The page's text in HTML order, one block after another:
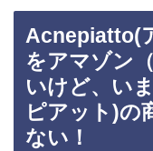
Acnepiatto(
をアマゾン
いけど、い
ピアット)の
ない！